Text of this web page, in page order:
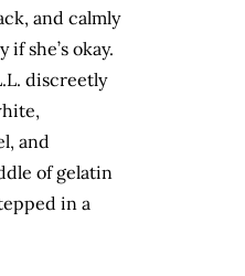
and calmly
she’s okay.
discreetly
and
of gelatin
in a